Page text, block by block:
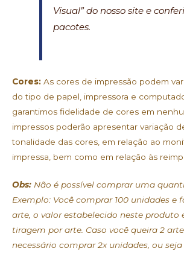
Visual” do nosso site e
pacotes.
Cores: As cores de impressão podem
do tipo de papel, impressora e
garantimos fidelidade de cores em
impressos poderão apresentar variação
tonalidade das cores, em relação ao
impressa, bem como em relação às
Obs: Não é possível comprar uma
Exemplo: Você comprar 100 unidades e
arte, o valor estabelecido neste produto
tiragem por arte. Caso você queira 2
necessário comprar 2x unidades, ou seja